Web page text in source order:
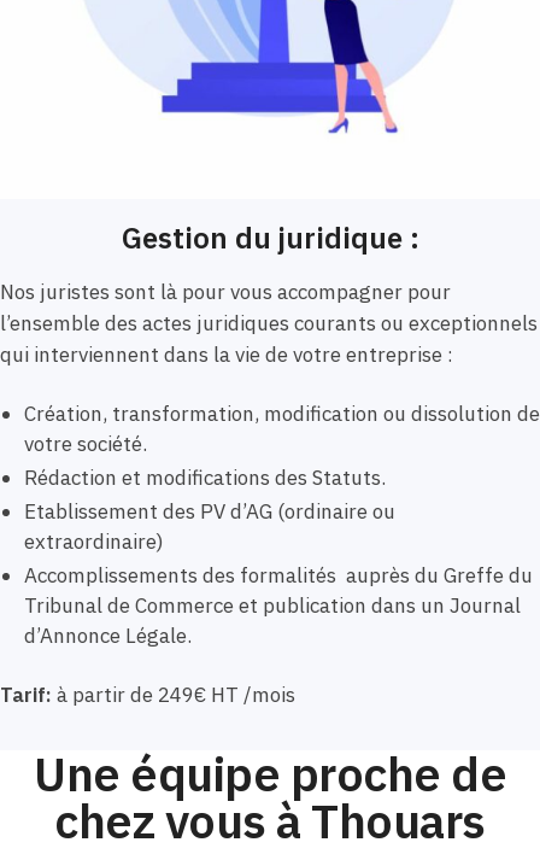
Gestion du juridique :
Nos juristes sont là pour vous accompagner pour
l’ensemble des actes juridiques courants ou exceptionnels
qui interviennent dans la vie de votre entreprise :
Création, transformation, modification ou dissolution de
votre société.
Rédaction et modifications des Statuts.
Etablissement des PV d’AG (ordinaire ou
extraordinaire)
Accomplissements des formalités auprès du Greffe du
Tribunal de Commerce et publication dans un Journal
d’Annonce Légale.
Tarif: à partir de 249€ HT /mois
Une équipe proche de
chez vous à Thouars